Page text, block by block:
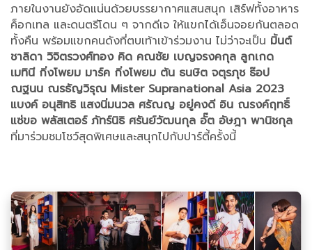
ภายในงานยังอัดแน่นด้วยบรรยากาศแสนสนุก เสิร์ฟทั้งอาหาร
ค็อกเทล และดนตรีโดน ๆ จากดีเจ ให้แขกได้เอ็นจอยกันตลอด
ทั้งคืน พร้อมแขกคนดังที่ตบเท้าเข้าร่วมงาน ไม่ว่าจะเป็น มิ้นต์
ชาลิดา วิจิตรวงศ์ทอง คิด คณชัย เบญจรงคกุล ลูกเกด
เมทินี กิ่งโพยม มาร์ค กิ่งโพยม ต้น ธนษิต จตุรภุช ธ๊อป
ณฐนน ณรธัญวิรุณ Mister Supranational Asia 2023
แบงค์ อนุสิทธิ แสงนิ่มนวล ศรัณญ อยู่คงดี อิน ณรงค์ฤทธิ์
แซ่ขอ พลัสเตอร์ ภัทร์นิธิ ศรันย์วัฒนกุล อั๊ต อัษฎา พานิชกุล
ที่มาร่วมชมโชว์สุดพิเศษและสนุกไปกับปาร์ตี้ครั้งนี้